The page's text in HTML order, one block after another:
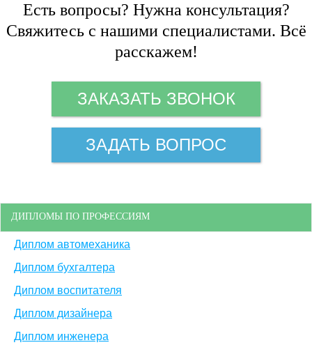
Есть вопросы? Нужна консультация?
Свяжитесь с нашими специалистами. Всё
расскажем!
ЗАКАЗАТЬ ЗВОНОК
ЗАДАТЬ ВОПРОС
ДИПЛОМЫ ПО ПРОФЕССИЯМ
Диплом автомеханика
Диплом бухгалтера
Диплом воспитателя
Диплом дизайнера
Диплом инженера